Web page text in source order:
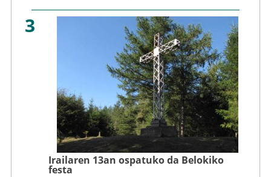
3
Irailaren 13an ospatuko da Belokiko
festa